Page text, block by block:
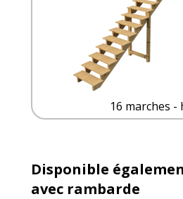
16 marches -
Disponible
avec rambarde